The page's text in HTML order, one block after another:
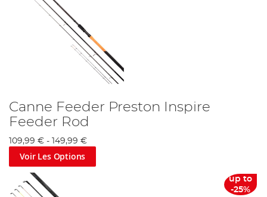
Canne Feeder Preston Inspire
Feeder Rod
109,99 € - 149,99 €
Voir Les Options
up to
-25%